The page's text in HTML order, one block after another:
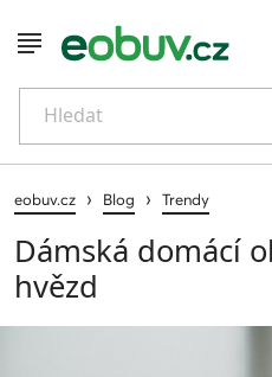
Hledat
eobuv.cz › Blog › Trendy
Dámská domácí
hvězd